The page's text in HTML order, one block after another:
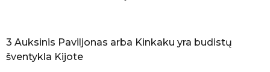
3 Auksinis Paviljonas arba Kinkaku yra budistų
šventykla Kijote